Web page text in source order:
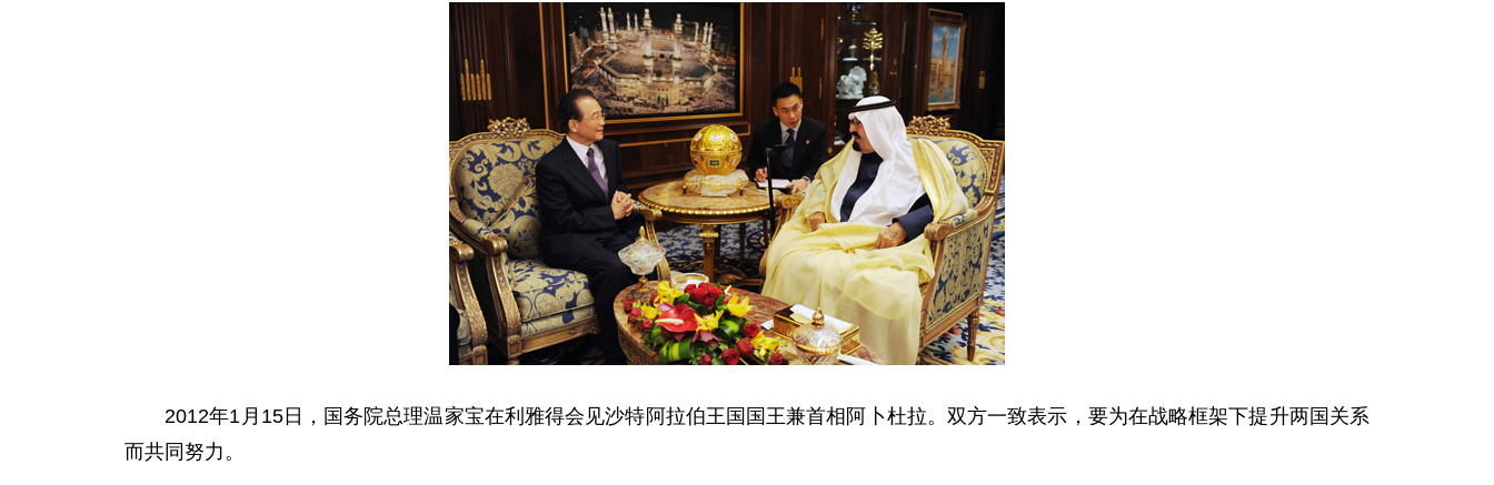
2012年1月15日，国务院总理温家宝在利雅得会见沙特阿拉伯王国国王兼首相阿卜杜拉。双方一致表示，要为在战略框架下提升两国关系
而共同努力。